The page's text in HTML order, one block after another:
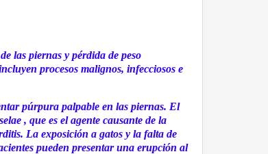
las piernas y pérdida de peso
procesos malignos, infecciosos e
púrpura palpable en las piernas. El
, que es el agente causante de la
La exposición a gatos y la falta de
pueden presentar una erupción al